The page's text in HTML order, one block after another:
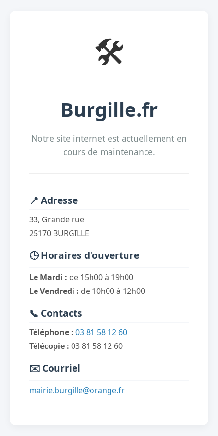
🛠️
Burgille.fr
Notre site internet est actuellement en
cours de maintenance.
📍 Adresse
33, Grande rue
25170 BURGILLE
🕒 Horaires d'ouverture
Le Mardi : de 15h00 à 19h00
Le Vendredi : de 10h00 à 12h00
📞 Contacts
Téléphone : 03 81 58 12 60
Télécopie : 03 81 58 12 60
✉️ Courriel
mairie.burgille@orange.fr